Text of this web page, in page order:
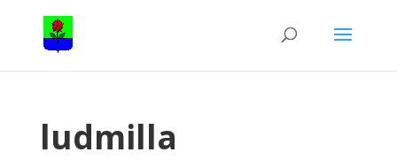
ludmilla